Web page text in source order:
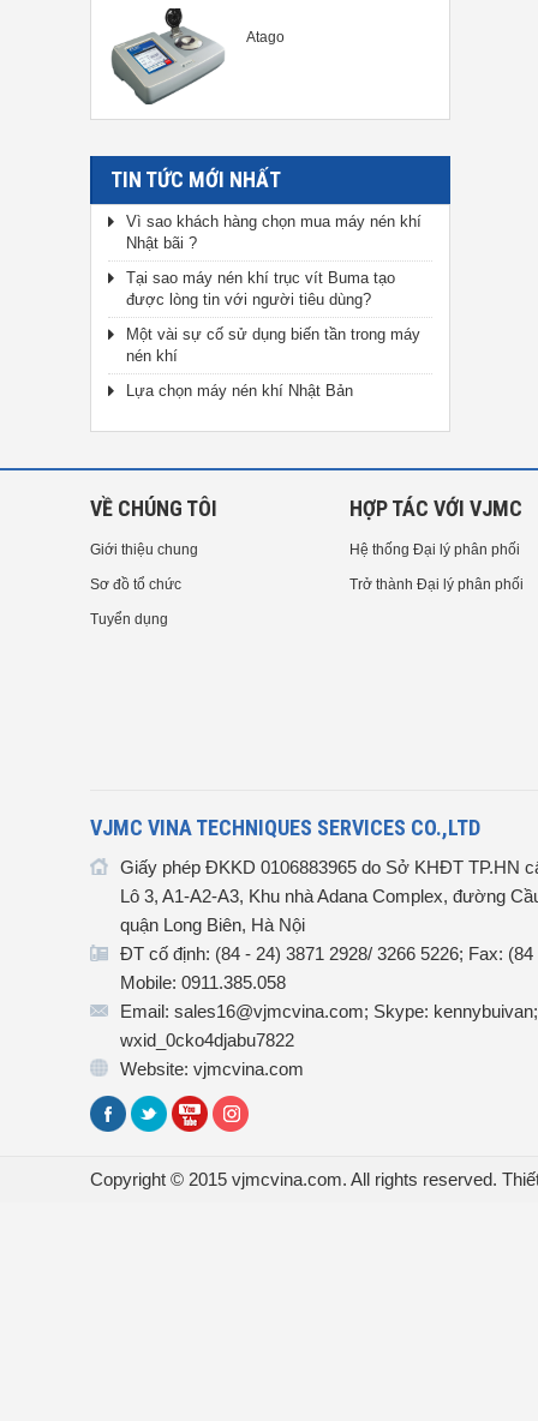
Atago
TIN TỨC MỚI NHẤT
Vì sao khách hàng chọn mua máy nén khí
Nhật bãi ?
Tại sao máy nén khí trục vít Buma tạo
được lòng tin với người tiêu dùng?
Một vài sự cố sử dụng biến tần trong máy
nén khí
Lựa chọn máy nén khí Nhật Bản
VỀ CHÚNG TÔI
Giới thiệu chung
Sơ đồ tổ chức
Tuyển dụng
HỢP TÁC VỚI VJMC
Hệ thống Đại lý phân phối
Trở thành Đại lý phân phối
VJMC VINA TECHNIQUES SERVICES CO.,LTD
Giấy phép ĐKKD 0106883965 do Sở KHĐT TP.HN
Lô 3, A1-A2-A3, Khu nhà Adana Complex, đường
quận Long Biên, Hà Nội
ĐT cố định: (84 - 24) 3871 2928/ 3266 5226; Fax:
Mobile: 0911.385.058
Email: sales16@vjmcvina.com; Skype:
wxid_0cko4djabu7822
Website: vjmcvina.com
Copyright © 2015 vjmcvina.com. All rights reserved.